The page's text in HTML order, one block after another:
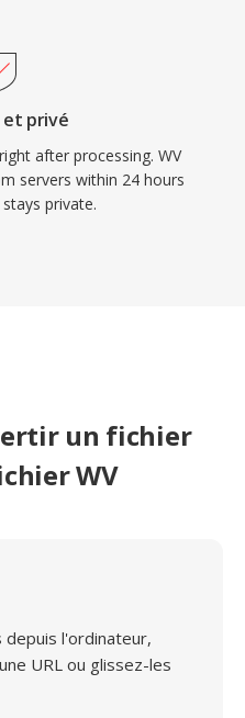
et privé
after processing. WV
servers within 24 hours
private.
un fichier
WV
depuis l'ordinateur,
URL ou glissez-les